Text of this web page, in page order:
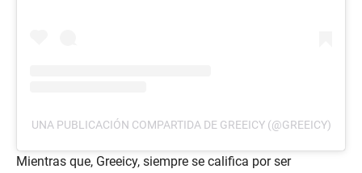
UNA PUBLICACIÓN COMPARTIDA DE GREEICY (@GREEICY)
Mientras que, Greeicy, siempre se califica por ser